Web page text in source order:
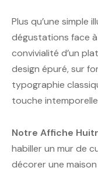
Plus qu’une simple
dégustations face
convivialité d’un
design épuré, sur
typographie
touche
Notre Affiche
habiller un mur de
décorer une maison